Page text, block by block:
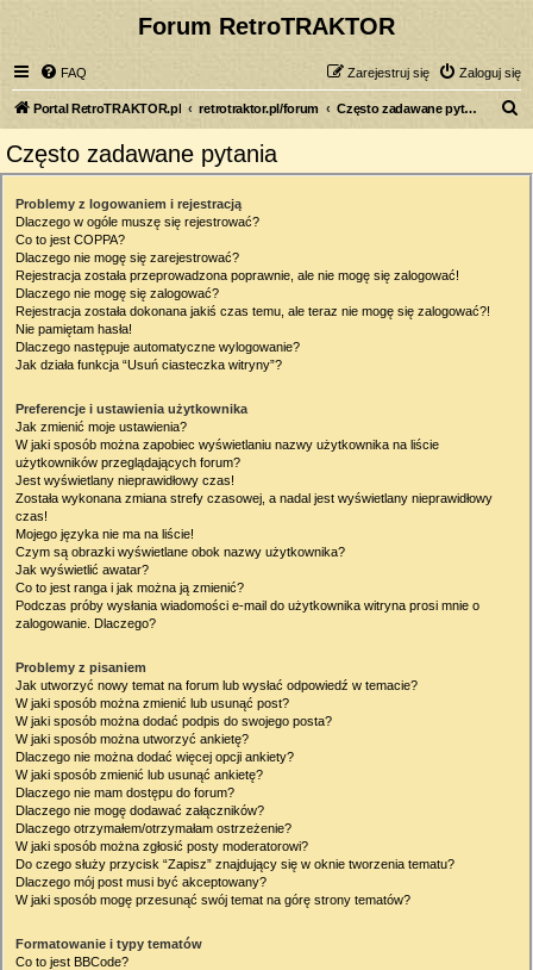
Forum RetroTRAKTOR
FAQ Zaloguj się
Zarejestruj się
Portal RetroTRAKTOR.pl retrotraktor.pl/forum Często zadawane pytania
Często zadawane pytania
Problemy z logowaniem i rejestracją
Dlaczego w ogóle muszę się rejestrować?
Co to jest COPPA?
Dlaczego nie mogę się zarejestrować?
Rejestracja została przeprowadzona poprawnie, ale nie mogę się zalogować!
Dlaczego nie mogę się zalogować?
Rejestracja została dokonana jakiś czas temu, ale teraz nie mogę się zalogować?!
Nie pamiętam hasła!
Dlaczego następuje automatyczne wylogowanie?
Jak działa funkcja “Usuń ciasteczka witryny”?
Preferencje i ustawienia użytkownika
Jak zmienić moje ustawienia?
W jaki sposób można zapobiec wyświetlaniu nazwy użytkownika na liście
użytkowników przeglądających forum?
Jest wyświetlany nieprawidłowy czas!
Została wykonana zmiana strefy czasowej, a nadal jest wyświetlany nieprawidłowy
czas!
Mojego języka nie ma na liście!
Czym są obrazki wyświetlane obok nazwy użytkownika?
Jak wyświetlić awatar?
Co to jest ranga i jak można ją zmienić?
Podczas próby wysłania wiadomości e-mail do użytkownika witryna prosi mnie o
zalogowanie. Dlaczego?
Problemy z pisaniem
Jak utworzyć nowy temat na forum lub wysłać odpowiedź w temacie?
W jaki sposób można zmienić lub usunąć post?
W jaki sposób można dodać podpis do swojego posta?
W jaki sposób można utworzyć ankietę?
Dlaczego nie można dodać więcej opcji ankiety?
W jaki sposób zmienić lub usunąć ankietę?
Dlaczego nie mam dostępu do forum?
Dlaczego nie mogę dodawać załączników?
Dlaczego otrzymałem/otrzymałam ostrzeżenie?
W jaki sposób można zgłosić posty moderatorowi?
Do czego służy przycisk “Zapisz” znajdujący się w oknie tworzenia tematu?
Dlaczego mój post musi być akceptowany?
W jaki sposób mogę przesunąć swój temat na górę strony tematów?
Formatowanie i typy tematów
Co to jest BBCode?